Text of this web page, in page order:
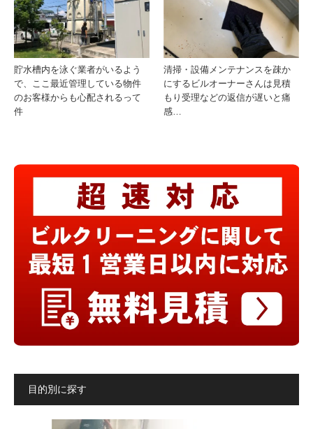
貯水槽内を泳ぐ業者がいるよう
で、ここ最近管理している物件
のお客様からも心配されるって
件
清掃・設備メンテナンスを疎か
にするビルオーナーさんは見積
もり受理などの返信が遅いと痛
感…
目的別に探す